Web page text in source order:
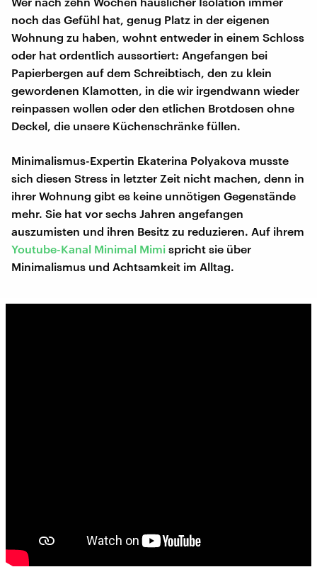
noch das Gefühl hat, genug Platz in der eigenen
Wohnung zu haben, wohnt entweder in einem Schloss
oder hat ordentlich aussortiert: Angefangen bei
Papierbergen auf dem Schreibtisch, den zu klein
gewordenen Klamotten, in die wir irgendwann wieder
reinpassen wollen oder den etlichen Brotdosen ohne
Deckel, die unsere Küchenschränke füllen.
Minimalismus-Expertin Ekaterina Polyakova musste
sich diesen Stress in letzter Zeit nicht machen, denn in
ihrer Wohnung gibt es keine unnötigen Gegenstände
mehr. Sie hat vor sechs Jahren angefangen
auszumisten und ihren Besitz zu reduzieren. Auf ihrem
Youtube-Kanal Minimal Mimi spricht sie über
Minimalismus und Achtsamkeit im Alltag.